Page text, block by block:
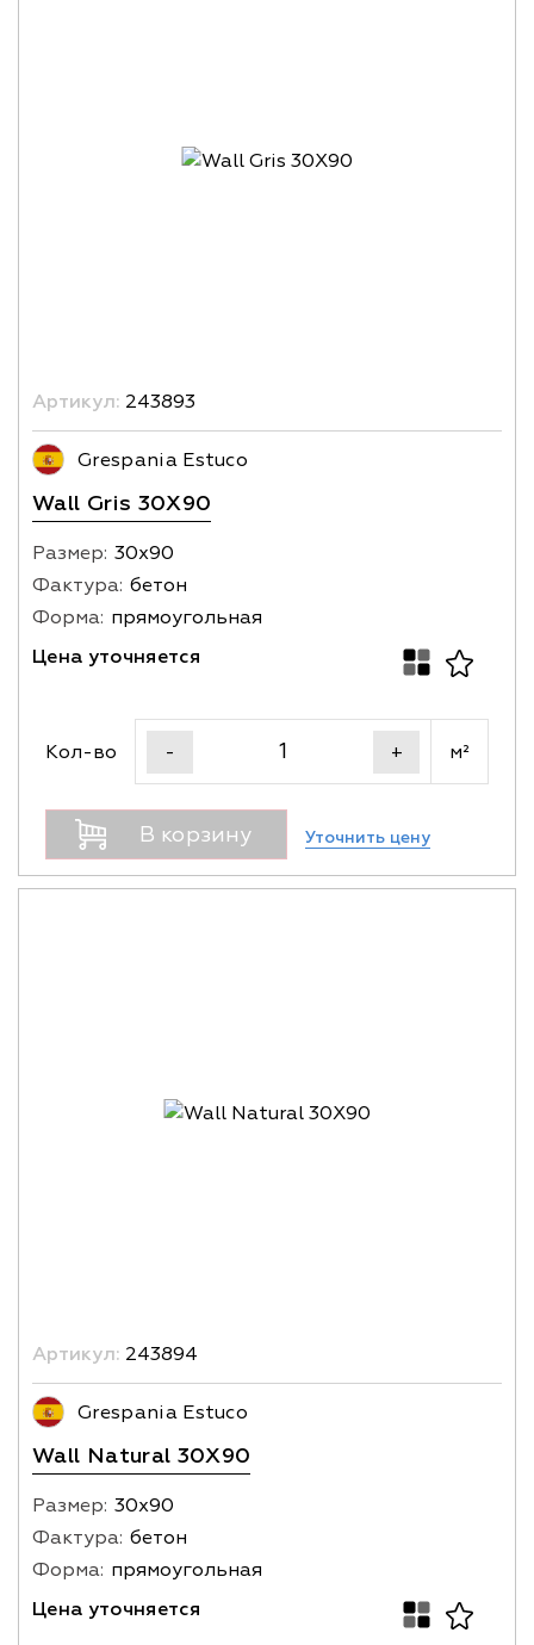
Артикул: 243893
Grespania Estuco
Wall Gris 30X90
Размер: 30х90
Фактура: бетон
Форма: прямоугольная
Цена уточняется
Кол-во - + м²
В корзину Уточнить цену
Артикул: 243894
Grespania Estuco
Wall Naturаl 30X90
Размер: 30х90
Фактура: бетон
Форма: прямоугольная
Цена уточняется